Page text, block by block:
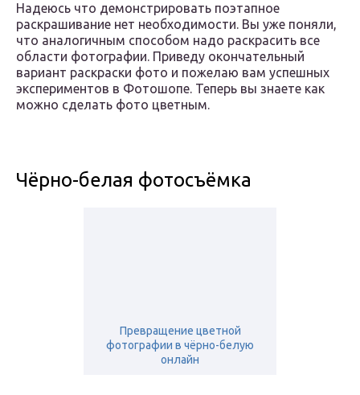
Надеюсь что демонстрировать поэтапное
раскрашивание нет необходимости. Вы уже поняли,
что аналогичным способом надо раскрасить все
области фотографии. Приведу окончательный
вариант раскраски фото и пожелаю вам успешных
экспериментов в Фотошопе. Теперь вы знаете как
можно сделать фото цветным.
Чёрно-белая фотосъёмка
Превращение цветной
фотографии в чёрно-белую
онлайн